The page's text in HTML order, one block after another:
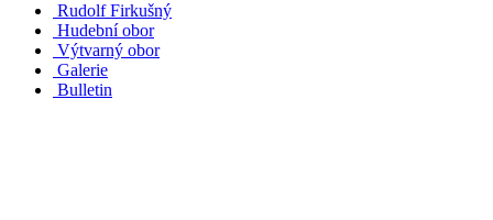
Rudolf Firkušný
Hudební obor
Výtvarný obor
Galerie
Bulletin